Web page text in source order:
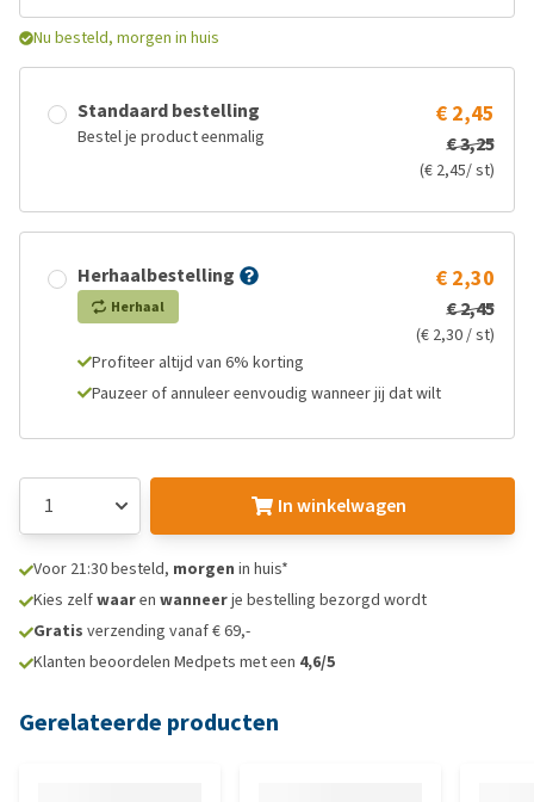
Nu besteld, morgen in huis
Standaard bestelling
Bestel je product eenmalig
€ 2,45
€ 3,25
(€ 2,45/ st)
Herhaalbestelling
Herhaal
€ 2,30
€ 2,45
(€ 2,30 / st)
Profiteer altijd van 6% korting
Pauzeer of annuleer eenvoudig wanneer jij dat wilt
In winkelwagen
Voor 21:30 besteld, morgen in huis*
Kies zelfwaaren wanneerje bestelling bezorgd wordt
Gratis verzending vanaf € 69,-
Klanten beoordelen Medpets met een 4,6/5
Gerelateerde producten